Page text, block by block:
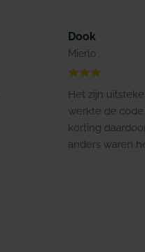
Dook
Mierlo
Het zijn
werkte de code
korting
anders waren